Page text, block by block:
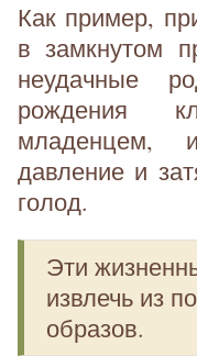
Как пример,
в замкнутом
неудачные
рождения
младенцем,
давление и
голод.
Эти
извлечь из
образов.